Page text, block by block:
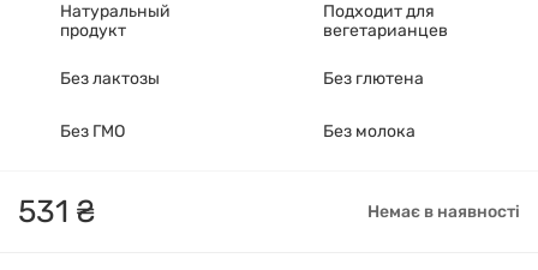
531 ₴ Немає в наявності
Натуральный
продукт
Подходит для
вегетарианцев
Без лактозы Без глютена
Без ГМО Без молока